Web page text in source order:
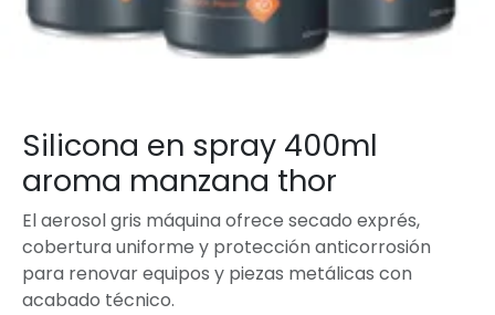
Silicona en spray 400ml
aroma manzana thor
El aerosol gris máquina ofrece secado exprés,
cobertura uniforme y protección anticorrosión
para renovar equipos y piezas metálicas con
acabado técnico.